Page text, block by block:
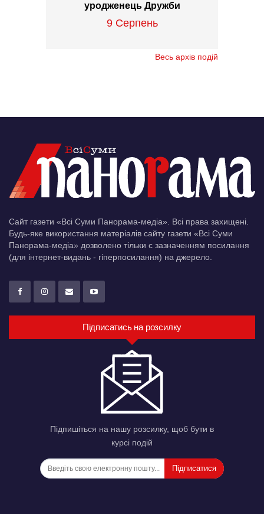
уродженець Дружби
9 Серпень
Весь архів подій
Сайт газети «Всі Суми Панорама-медіа». Всі права захищені.
Будь-яке використання матеріалів сайту газети «Всі Суми
Панорама-медіа» дозволено тільки c зазначенням посилання
(для інтернет-видань - гіперпосилання) на джерело.
Підписатись на розсилку
Підпишіться на нашу розсилку, щоб бути в
курсі подій
Підписатися